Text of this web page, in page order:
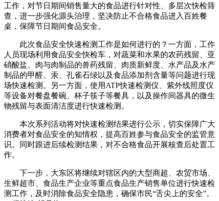
工作，对节日期间销售量大的食品进行针对性、多层次快检筛
查，进一步强化源头治理，坚决防止不合格食品进入百姓餐
桌，保障节日期间食品安全。
此次食品安全快速检测工作是如何进行的？一方面，工作
人员现场利用食品安全快检车，对蔬菜和水果的农药残留、亚
硝酸盐、肉与肉制品的兽药残留、肉质新鲜度、水产品及水产
制品的甲醛、汞、孔雀石绿以及食品添加剂含量等问题进行现
场快速检测。另一方面，使用ATP快速检测仪、紫外线照度仪
等设备对餐盘餐碗、杯子筷子等餐具，以及操作间器具的微生
物残留与表面清洁度进行快速检测。
本次系列活动将对快速检测结果进行公示，切实保障广大
消费者对食品安全的知情权，提高百姓参与食品安全的监管意
识。同时跟进后续检测结果，对不合格食品开展核查后处置工
作。
下一步，大东区将继续对辖区内的大型商超、农贸市场、
生鲜超市、食品生产企业等重点食品生产销售单位进行快速检
测工作，及时消除食品安全隐患，确保市民“舌尖上的安全”。